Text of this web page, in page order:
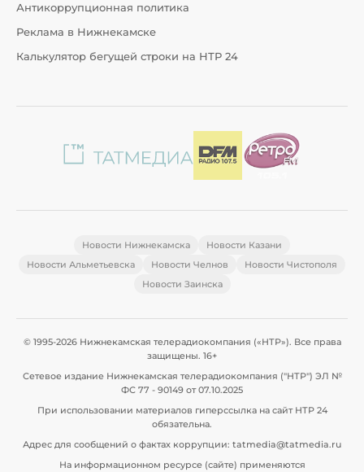
Антикоррупционная политика
Реклама в Нижнекамске
Калькулятор бегущей строки на НТР 24
Новости Нижнекамска
Новости Казани
Новости Альметьевска
Новости Челнов
Новости Чистополя
Новости Заинска
© 1995-2026 Нижнекамская телерадиокомпания («НТР»). Все права
защищены. 16+
Сетевое издание Нижнекамская телерадиокомпания ("НТР") ЭЛ №
ФС 77 - 90149 от 07.10.2025
При использовании материалов гиперссылка на сайт НТР 24
обязательна.
Адрес для сообщений о фактах коррупции: tatmedia@tatmedia.ru
На информационном ресурсе (сайте) применяются